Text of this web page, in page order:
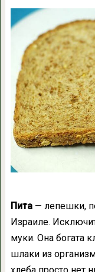
Пита— лепешки,
Израиле.
муки. Она богата
шлаки из